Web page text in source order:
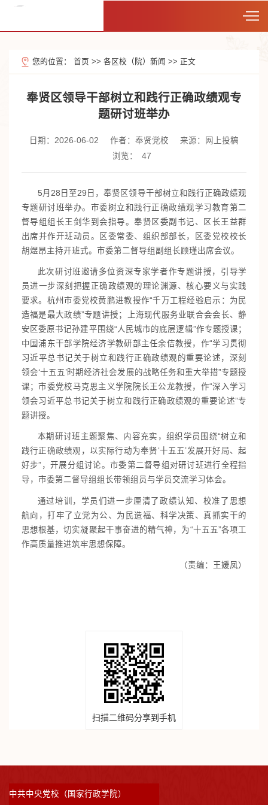
您的位置： 首页 >> 各区校（院）新闻 >> 正文
奉贤区领导干部树立和践行正确政绩观专
题研讨班举办
日期：2026-06-02 作者：奉贤党校
来源：网上投稿
浏览：
47
5月28日至29日，奉贤区领导干部树立和践行正确政绩观
专题研讨班举办。市委树立和践行正确政绩观学习教育第二
督导组组长王剑华到会指导。奉贤区委副书记、区长王益群
出席并作开班动员。区委常委、组织部部长，区委党校校长
胡煜昂主持开班式。市委第二督导组副组长顾瑾出席会议。
此次研讨班邀请多位资深专家学者作专题讲授，引导学
员进一步深刻把握正确政绩观的理论渊源、核心要义与实践
要求。杭州市委党校黄鹏进教授作“千万工程经验启示：为民
造福是最大政绩”专题讲授；上海现代服务业联合会会长、静
安区委原书记孙建平围绕“人民城市的底层逻辑”作专题授课；
中国浦东干部学院经济学教研部主任余佶教授， 作“学习贯彻
习近平总书记关于树立和践行正确政绩观的重要论述，深刻
领会‘十五五’时期经济社会发展的战略任务和重大举措”专题授
课；市委党校马克思主义学院院长王公龙教授，作“深入学习
领会习近平总书记关于树立和践行正确政绩观的重要论述”专
题讲授。
本期研讨班主题聚焦、内容充实，组织学员围绕“树立和
践行正确政绩观，以实际行动为奉贤‘十五五’发展开好局、起
好步”，开展分组讨论。市委第二督导组对研讨班进行全程指
导，市委第二督导组组长带领组员与学员交流学习体会。
通过培训，学员们进一步厘清了政绩认知、校准了思想
航向，打牢了立党为公、为民造福、科学决策、真抓实干的
思想根基，切实凝聚起干事奋进的精气神，为“十五五”各项工
作高质量推进筑牢思想保障。
（责编：王媛凤）
扫描二维码分享到手机
中共中央党校（国家行政学院）